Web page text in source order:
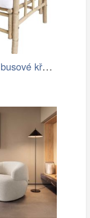
Přírodní bambusové křeslo Bamboo Lyon -…